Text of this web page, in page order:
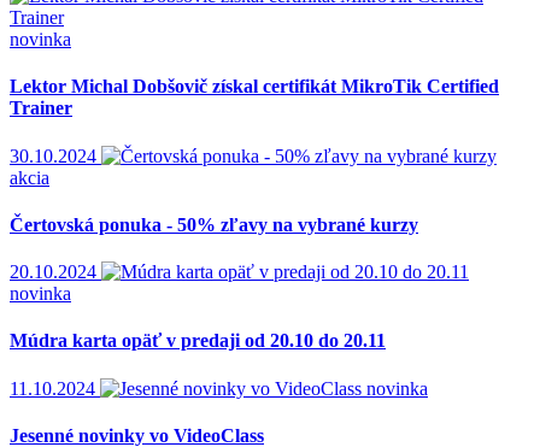
novinka
Lektor Michal Dobšovič získal certifikát MikroTik Certified
Trainer
30.10.2024
akcia
Čertovská ponuka - 50% zľavy na vybrané kurzy
20.10.2024
novinka
Múdra karta opäť v predaji od 20.10 do 20.11
11.10.2024 novinka
Jesenné novinky vo VideoClass